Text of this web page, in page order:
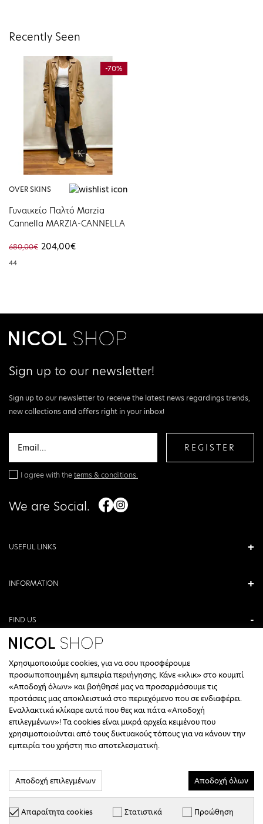
Recently Seen
-70%
OVER SKINS
Γυναικείο Παλτό Μarzia
Cannella MARZIA-CANNELLA
680,00€ 204,00€
44
Sign up to our newsletter!
Sign up to our newsletter to receive the latest news regardings trends,
new collections and offers right in your inbox!
REGISTER
I agree with theterms & conditions.
We are Social.
USEFUL LINKS
INFORMATION
FIND US
ANTONIOU KAMARA 3, VERIA, GREECE
+30 23310 76336
CALL CENTER HOURS
ΔΕΥΤΕΡΑ, ΤΕΤΑΡΤΗ: 09:00 - 14:30
ΤΡΙΤΗ, ΠΕΜΠΤΗ, ΠΑΡΑΣΚΕΥΗ: 09:30 - 14:00 & 17:30 - 21:00
ΣΑΒΒΑΤΟ: 09:30 - 14:30
Χρησιμοποιούμε cookies, για να σου προσφέρουμε
προσωποποιημένη εμπειρία περιήγησης. Κάνε «κλικ» στο κουμπί
«Αποδοχή όλων» και βοήθησέ μας να προσαρμόσουμε τις
προτάσεις μας αποκλειστικά στο περιεχόμενο που σε ενδιαφέρει.
Εναλλακτικά κλίκαρε αυτά που θες και πάτα «Αποδοχή
επιλεγμένων»! Τα cookies είναι μικρά αρχεία κειμένου που
χρησιμοποιούνται από τους δικτυακούς τόπους για να κάνουν την
εμπειρία του χρήστη πιο αποτελεσματική.
Αποδοχή επιλεγμένων Αποδοχή όλων
Απαραίτητα cookies Στατιστικά Προώθηση